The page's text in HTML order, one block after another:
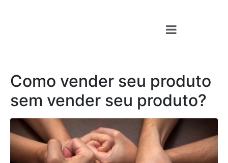
Como vender seu produto
sem vender seu produto?